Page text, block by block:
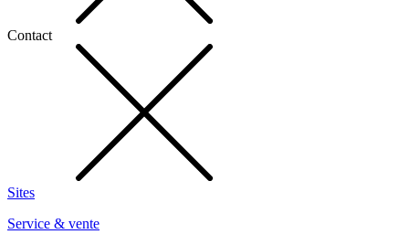
Contact
Sites
Service & vente